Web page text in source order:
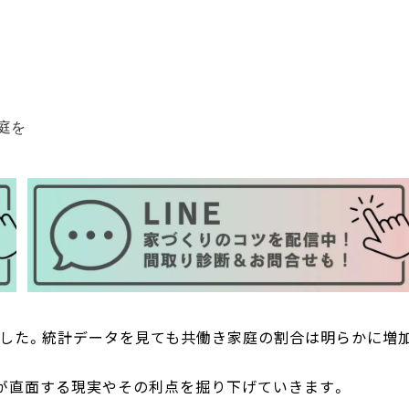
を
。統計データを見ても共働き家庭の割合は明らかに増
面する現実やその利点を掘り下げていきます。